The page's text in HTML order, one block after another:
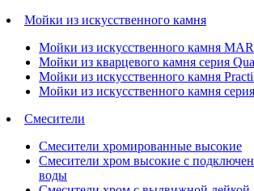
Мойки из искусственного камня
Мойки из искусственного камня
Мойки из кварцевого камня серия
Мойки из искусственного камня
Мойки из искусственного камня
Смесители
Смесители хромированные высокие
Смесители хром высокие с
воды